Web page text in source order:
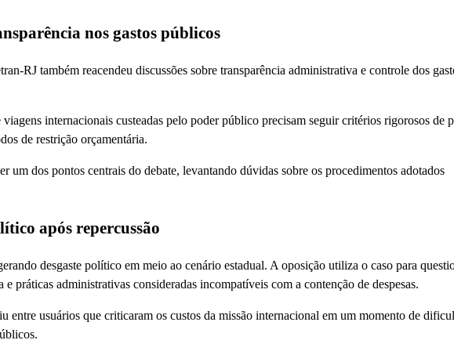
nos gastos públicos
RJ também reacendeu discussões sobre transparência administrativa e controle dos
internacionais custeadas pelo poder público precisam seguir critérios rigorosos de
de restrição orçamentária.
um dos pontos centrais do debate, levantando dúvidas sobre os procedimentos adotados
após repercussão
desgaste político em meio ao cenário estadual. A oposição utiliza o caso para
práticas administrativas consideradas incompatíveis com a contenção de despesas.
entre usuários que criticaram os custos da missão internacional em um momento de